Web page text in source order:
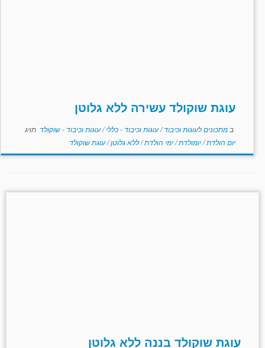
עוגת שוקולד עשירה ללא גלוטן
ב מתכונים לעוגות וכיבוד/עוגות וכיבוד - כללי/עוגות וכיבוד - שוקולד תויג
יום הולדת/יומולדת/ימי הולדת/ללא גלוטן/עוגת שוקולד
עוגת שוקולד בננה ללא גלוטן